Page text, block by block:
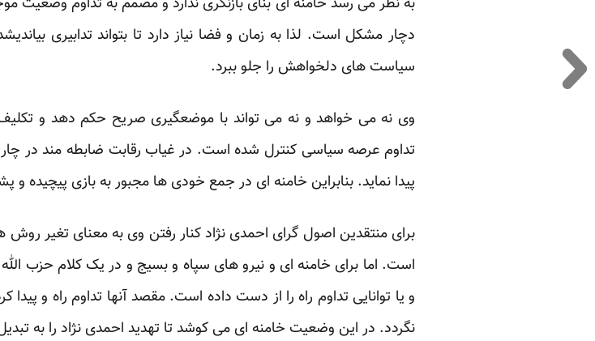
دچار مشکل است. لذا به زمان و فضا نیاز دارد تا بتواند تدابیری
سیاست های دلخواهش را جلو ببرد.
وی نه می خواهد و نه می تواند با موضعگیری صریح حکم دهد و
تداوم عرصه سیاسی کنترل شده است. در غیاب رقابت ضابطه مند در
پیدا نماید. بنابراین خامنه ای در جمع خودی ها مجبور به بازی پیچیده
است. اما برای خامنه ای و نیرو های سپاه و بسیج و در یک کلام حزب
و یا توانایی تداوم راه را از دست داده است. مقصد آنها تداوم راه و
نگردد. در این وضعیت خامنه ای می کوشد تا تهدید احمدی نژاد را به